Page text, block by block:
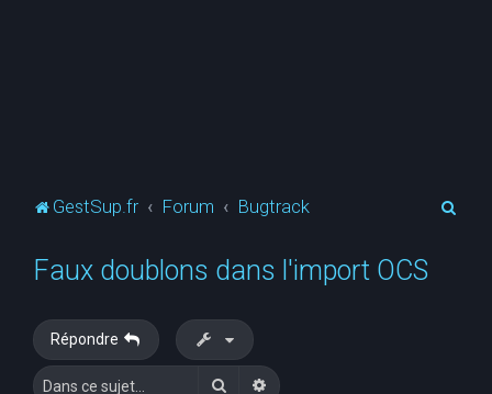
GestSup.fr Forum Bugtrack
Faux doublons dans l'import OCS
Répondre
RechercherRecherche avancée